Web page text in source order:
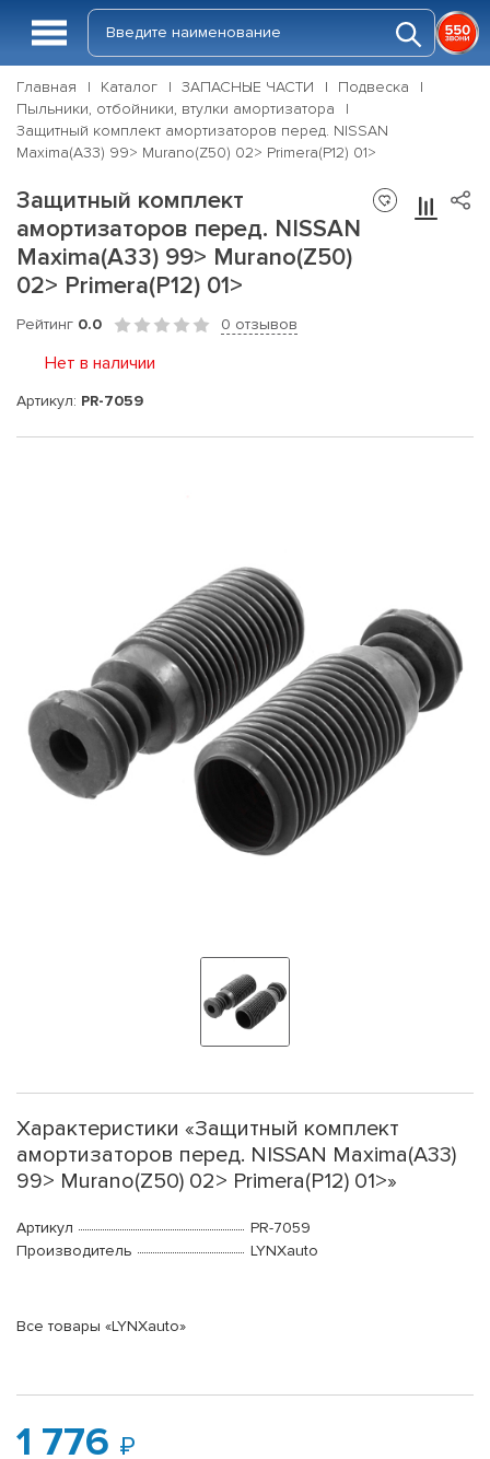
Главная Каталог ЗАПАСНЫЕ ЧАСТИ
Подвеска
Пыльники, отбойники, втулки амортизатора
Защитный комплект амортизаторов перед. NISSAN
Maxima(A33) 99> Murano(Z50) 02> Primera(P12) 01>
Защитный комплект
амортизаторов перед. NISSAN
Maxima(A33) 99> Murano(Z50)
02> Primera(P12) 01>
Рейтинг 0.0 0 отзывов
Нет в наличии
Артикул: PR-7059
Характеристики «Защитный комплект
амортизаторов перед. NISSAN Maxima(A33)
99> Murano(Z50) 02> Primera(P12) 01>»
Артикул
PR-7059
Производитель
LYNXauto
Все товары «LYNXauto»
1 776